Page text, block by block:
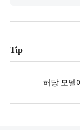
Tip
해당 모델